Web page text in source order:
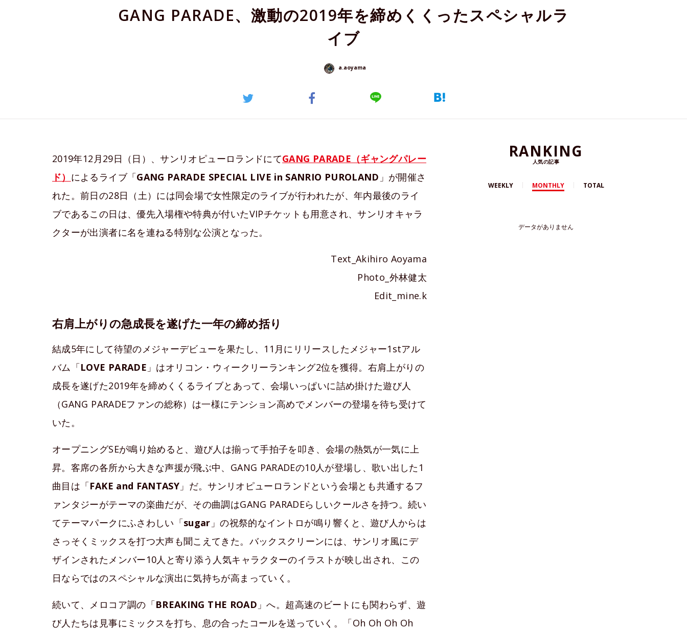
GANG PARADE、激動の2019年を締めくくったスペシャルラ
イブ
a.aoyama
2019年12月29日（日）、サンリオピューロランドにてGANG PARADE（ギャングパレー
ド） によるライブ「GANG PARADE SPECIAL LIVE in SANRIO PUROLAND 」が開催さ
れた。前日の28日（土）には同会場で女性限定のライブが行われたが、年内最後のライ
ブであるこの日は、優先入場権や特典が付いたVIPチケットも用意され、サンリオキャラ
クターが出演者に名を連ねる特別な公演となった。
Text_Akihiro Aoyama
Photo_外林健太
Edit_mine.k
右肩上がりの急成長を遂げた一年の締め括り
結成5年にして待望のメジャーデビューを果たし、11月にリリースしたメジャー1stアル
バム「LOVE PARADE 」はオリコン・ウィークリーランキング2位を獲得。右肩上がりの
成長を遂げた2019年を締めくくるライブとあって、会場いっぱいに詰め掛けた遊び人
（GANG PARADEファンの総称）は一様にテンション高めでメンバーの登場を待ち受けて
いた。
オープニングSEが鳴り始めると、遊び人は揃って手拍子を叩き、会場の熱気が一気に上
昇。客席の各所から大きな声援が飛ぶ中、GANG PARADEの10人が登場し、歌い出した1
曲目は「FAKE and FANTASY 」だ。サンリオピューロランドという会場とも共通するフ
ァンタジーがテーマの楽曲だが、その曲調はGANG PARADEらしいクールさを持つ。続い
てテーマパークにふさわしい「sugar 」の祝祭的なイントロが鳴り響くと、遊び人からは
さっそくミックスを打つ大声も聞こえてきた。バックスクリーンには、サンリオ風にデ
ザインされたメンバー10人と寄り添う人気キャラクターのイラストが映し出され、この
日ならではのスペシャルな演出に気持ちが高まっていく。
続いて、メロコア調の「BREAKING THE ROAD 」へ。超高速のビートにも関わらず、遊
び人たちは見事にミックスを打ち、息の合ったコールを送っていく。「Oh Oh Oh Oh
RANKING
人気の記事
WEEKLY MONTHLY TOTAL
データがありません